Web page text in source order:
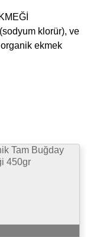
klorür), ve
ekmek
Tam Buğday
450gr